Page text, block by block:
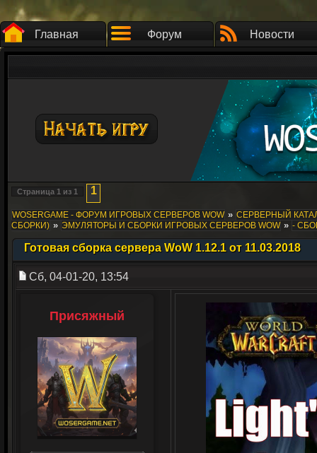
Главная Форум Новости
Страница 1 из 1 1
WOSERGAME - ФОРУМ ИГРОВЫХ СЕРВЕРОВ WOW » СЕРВЕРНЫЙ
СБОРКИ) » ЭМУЛЯТОРЫ И СБОРКИ ИГРОВЫХ СЕРВЕРОВ WOW » -
Готовая сборка сервера WoW 1.12.1 от 11.03.2018
Сб, 04-01-20, 13:54
Присяжный